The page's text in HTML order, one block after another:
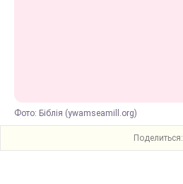
Фото: Біблія (ywamseamill.org)
Поделиться: